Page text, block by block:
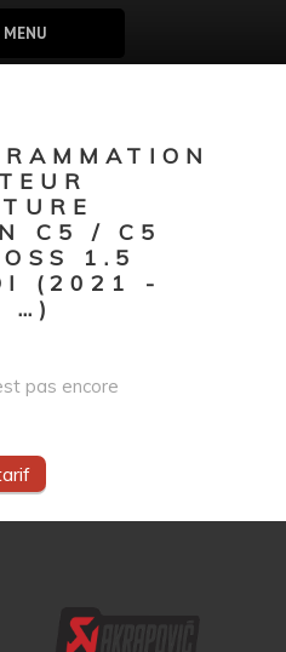
MENU
C5 / C5
1.5
(2021 -
…)
pas encore